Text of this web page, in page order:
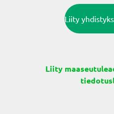
Liity
Liity